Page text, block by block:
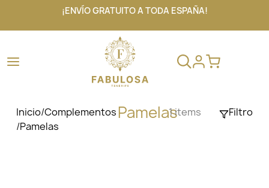
¡ENVÍO GRATUITO A TODA ESPAÑA!
Inicio/Complementos
/Pamelas
Pamelas1 items Filtro